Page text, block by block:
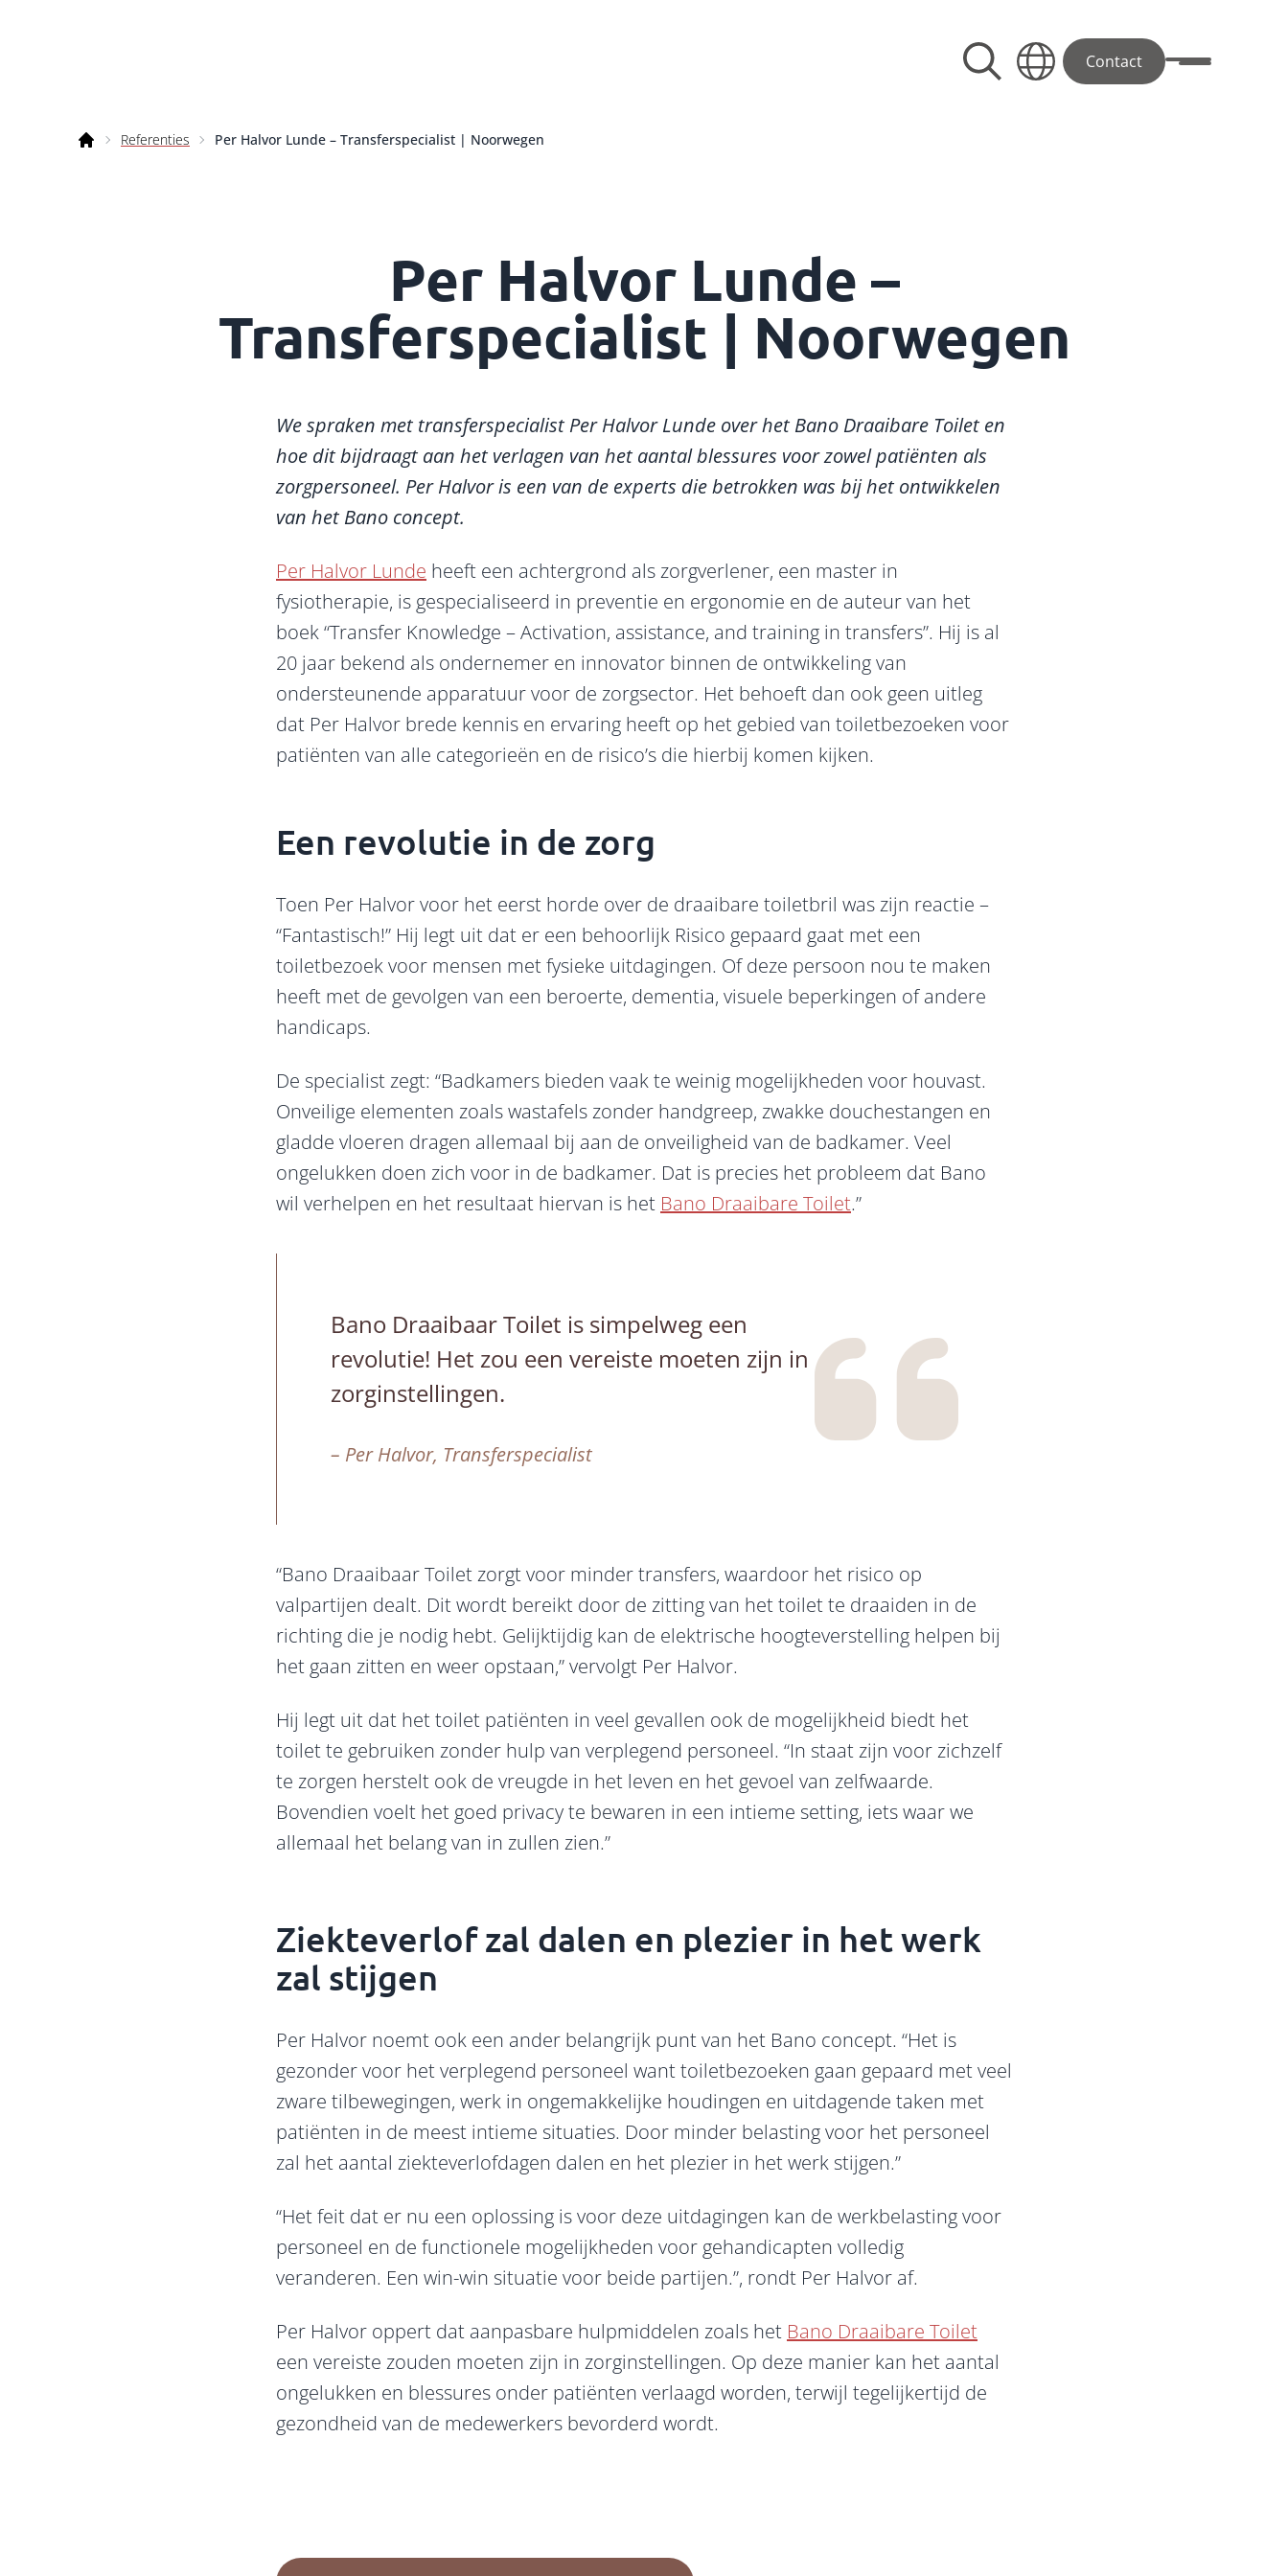
Contact Toggle menu
Referenties Per Halvor Lunde – Transferspecialist | Noorwegen
Per Halvor Lunde –
Transferspecialist | Noorwegen
We spraken met transferspecialist Per Halvor Lunde over het Bano Draaibare Toilet en
hoe dit bijdraagt aan het verlagen van het aantal blessures voor zowel patiënten als
zorgpersoneel. Per Halvor is een van de experts die betrokken was bij het ontwikkelen
van het Bano concept.
Per Halvor Lunde heeft een achtergrond als zorgverlener, een master in
fysiotherapie, is gespecialiseerd in preventie en ergonomie en de auteur van het
boek “Transfer Knowledge – Activation, assistance, and training in transfers”. Hij is al
20 jaar bekend als ondernemer en innovator binnen de ontwikkeling van
ondersteunende apparatuur voor de zorgsector. Het behoeft dan ook geen uitleg
dat Per Halvor brede kennis en ervaring heeft op het gebied van toiletbezoeken voor
patiënten van alle categorieën en de risico’s die hierbij komen kijken.
Een revolutie in de zorg
Toen Per Halvor voor het eerst horde over de draaibare toiletbril was zijn reactie –
“Fantastisch!” Hij legt uit dat er een behoorlijk Risico gepaard gaat met een
toiletbezoek voor mensen met fysieke uitdagingen. Of deze persoon nou te maken
heeft met de gevolgen van een beroerte, dementia, visuele beperkingen of andere
handicaps.
De specialist zegt: “Badkamers bieden vaak te weinig mogelijkheden voor houvast.
Onveilige elementen zoals wastafels zonder handgreep, zwakke douchestangen en
gladde vloeren dragen allemaal bij aan de onveiligheid van de badkamer. Veel
ongelukken doen zich voor in de badkamer. Dat is precies het probleem dat Bano
wil verhelpen en het resultaat hiervan is het Bano Draaibare Toilet.”
Bano Draaibaar Toilet is simpelweg een
revolutie! Het zou een vereiste moeten zijn in
zorginstellingen.
– Per Halvor, Transferspecialist
“Bano Draaibaar Toilet zorgt voor minder transfers, waardoor het risico op
valpartijen dealt. Dit wordt bereikt door de zitting van het toilet te draaiden in de
richting die je nodig hebt. Gelijktijdig kan de elektrische hoogteverstelling helpen bij
het gaan zitten en weer opstaan,” vervolgt Per Halvor.
Hij legt uit dat het toilet patiënten in veel gevallen ook de mogelijkheid biedt het
toilet te gebruiken zonder hulp van verplegend personeel. “In staat zijn voor zichzelf
te zorgen herstelt ook de vreugde in het leven en het gevoel van zelfwaarde.
Bovendien voelt het goed privacy te bewaren in een intieme setting, iets waar we
allemaal het belang van in zullen zien.”
Ziekteverlof zal dalen en plezier in het werk
zal stijgen
Per Halvor noemt ook een ander belangrijk punt van het Bano concept. “Het is
gezonder voor het verplegend personeel want toiletbezoeken gaan gepaard met veel
zware tilbewegingen, werk in ongemakkelijke houdingen en uitdagende taken met
patiënten in de meest intieme situaties. Door minder belasting voor het personeel
zal het aantal ziekteverlofdagen dalen en het plezier in het werk stijgen.”
“Het feit dat er nu een oplossing is voor deze uitdagingen kan de werkbelasting voor
personeel en de functionele mogelijkheden voor gehandicapten volledig
veranderen. Een win-win situatie voor beide partijen.”, rondt Per Halvor af.
Per Halvor oppert dat aanpasbare hulpmiddelen zoals het Bano Draaibare Toilet
een vereiste zouden moeten zijn in zorginstellingen. Op deze manier kan het aantal
ongelukken en blessures onder patiënten verlaagd worden, terwijl tegelijkertijd de
gezondheid van de medewerkers bevorderd wordt.